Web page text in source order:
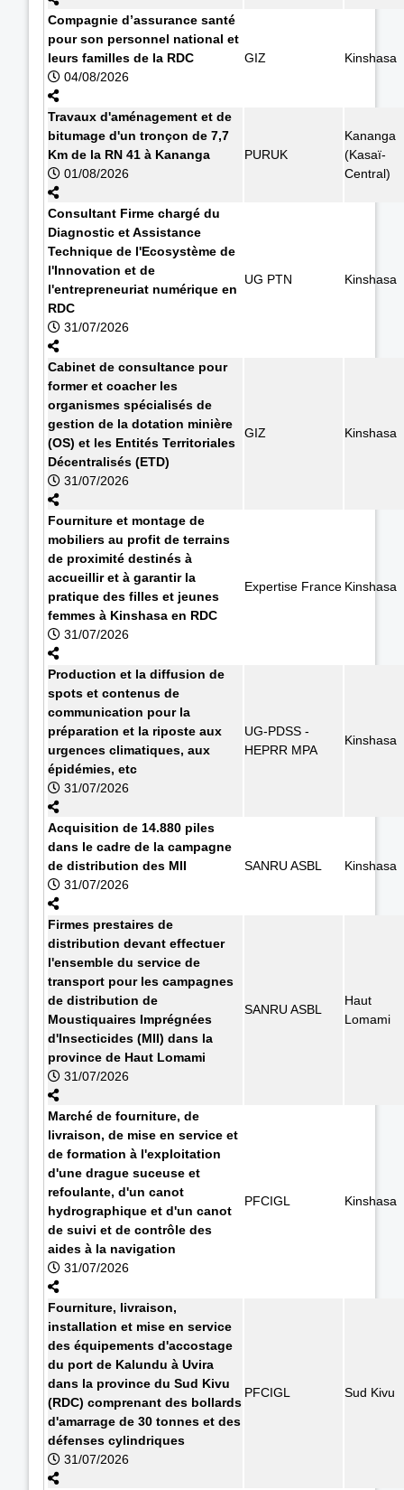
Compagnie d’assurance santé
pour son personnel national et
leurs familles de la RDC
04/08/2026
GIZ Kinshasa
Travaux d'aménagement et de
bitumage d'un tronçon de 7,7
Km de la RN 41 à Kananga
01/08/2026
PURUK
Kananga
(Kasaï-
Central)
Consultant Firme chargé du
Diagnostic et Assistance
Technique de l'Ecosystème de
l'Innovation et de
l'entrepreneuriat numérique en
RDC
31/07/2026
UG PTN Kinshasa
Cabinet de consultance pour
former et coacher les
organismes spécialisés de
gestion de la dotation minière
(OS) et les Entités Territoriales
Décentralisés (ETD)
31/07/2026
GIZ Kinshasa
Fourniture et montage de
mobiliers au profit de terrains
de proximité destinés à
accueillir et à garantir la
pratique des filles et jeunes
femmes à Kinshasa en RDC
31/07/2026
Expertise France Kinshasa
Production et la diffusion de
spots et contenus de
communication pour la
préparation et la riposte aux
urgences climatiques, aux
épidémies, etc
31/07/2026
UG-PDSS -
HEPRR MPA
Kinshasa
Acquisition de 14.880 piles
dans le cadre de la campagne
de distribution des MII
31/07/2026
SANRU ASBL Kinshasa
Firmes prestaires de
distribution devant effectuer
l'ensemble du service de
transport pour les campagnes
de distribution de
Moustiquaires Imprégnées
d'Insecticides (MII) dans la
province de Haut Lomami
31/07/2026
SANRU ASBL
Haut
Lomami
Marché de fourniture, de
livraison, de mise en service et
de formation à l'exploitation
d'une drague suceuse et
refoulante, d'un canot
hydrographique et d'un canot
de suivi et de contrôle des
aides à la navigation
31/07/2026
PFCIGL Kinshasa
Fourniture, livraison,
installation et mise en service
des équipements d'accostage
du port de Kalundu à Uvira
dans la province du Sud Kivu
(RDC) comprenant des bollards
d'amarrage de 30 tonnes et des
défenses cylindriques
31/07/2026
PFCIGL Sud Kivu